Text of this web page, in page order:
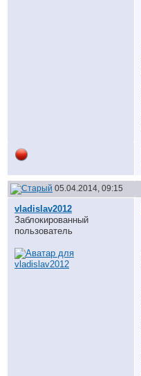
05.04.2014, 09:15
vladislav2012
Заблокированный
пользователь